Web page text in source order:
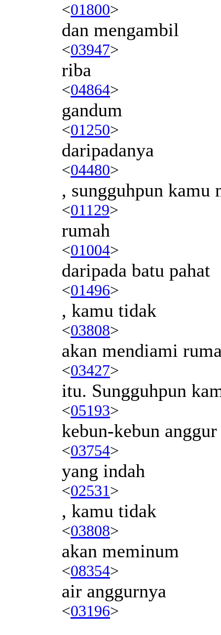
<01800>
dan mengambil
<03947>
riba
<04864>
gandum
<01250>
daripadanya
<04480>
, sungguhpun kamu
<01129>
rumah
<01004>
daripada batu pahat
<01496>
, kamu tidak
<03808>
akan mendiami
<03427>
itu. Sungguhpun
<05193>
kebun-kebun anggur
<03754>
yang indah
<02531>
, kamu tidak
<03808>
akan meminum
<08354>
air anggurnya
<03196>